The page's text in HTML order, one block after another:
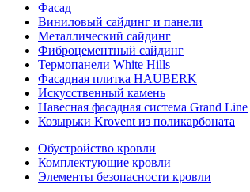
Фасад
Виниловый сайдинг и панели
Металлический сайдинг
Фиброцементный сайдинг
Термопанели White Hills
Фасадная плитка HAUBERK
Искусственный камень
Навесная фасадная система Grand Line
Козырьки Krovent из поликарбоната
Обустройство кровли
Комплектующие кровли
Элементы безопасности кровли